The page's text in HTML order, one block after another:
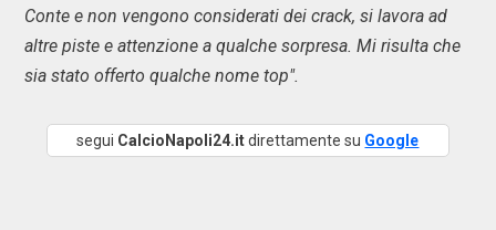
Conte e non vengono considerati dei crack, si lavora ad
altre piste e attenzione a qualche sorpresa. Mi risulta che
sia stato offerto qualche nome top".
segui CalcioNapoli24.itdirettamente su Google